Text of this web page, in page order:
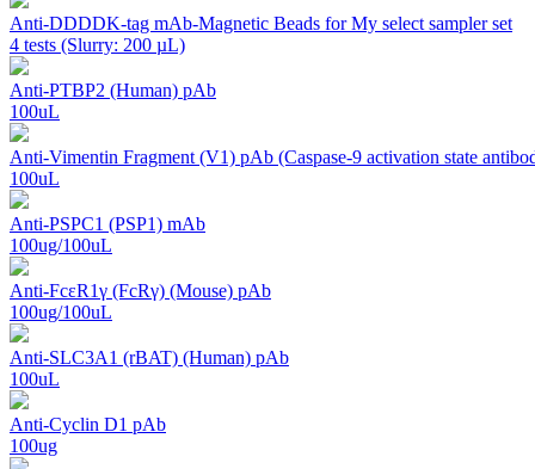
Anti-DDDDK-tag mAb-Magnetic Beads for My select sampler set
4 tests (Slurry: 200 µL)
Anti-PTBP2 (Human) pAb
100uL
Anti-Vimentin Fragment (V1) pAb (Caspase-9 activation state
100uL
Anti-PSPC1 (PSP1) mAb
100ug/100uL
Anti-FcεR1γ (FcRγ) (Mouse) pAb
100ug/100uL
Anti-SLC3A1 (rBAT) (Human) pAb
100uL
Anti-Cyclin D1 pAb
100ug